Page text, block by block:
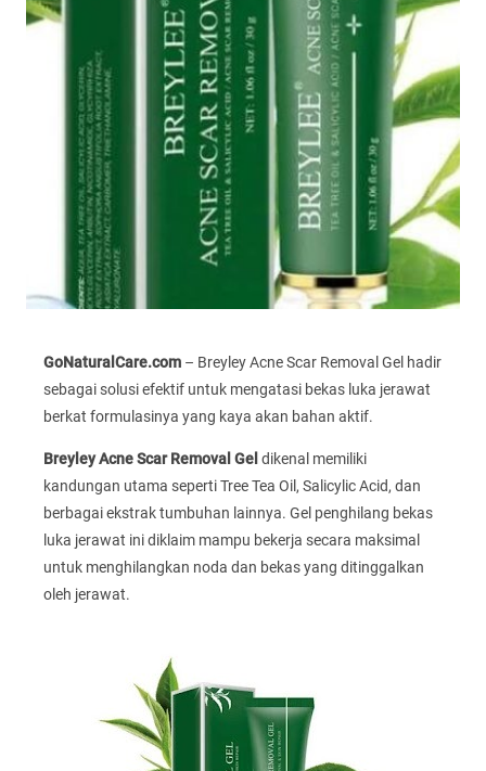
GoNaturalCare.com – Breyley Acne Scar Removal Gel hadir
sebagai solusi efektif untuk mengatasi bekas luka jerawat
berkat formulasinya yang kaya akan bahan aktif.
Breyley Acne Scar Removal Gel dikenal memiliki
kandungan utama seperti Tree Tea Oil, Salicylic Acid, dan
berbagai ekstrak tumbuhan lainnya. Gel penghilang bekas
luka jerawat ini diklaim mampu bekerja secara maksimal
untuk menghilangkan noda dan bekas yang ditinggalkan
oleh jerawat.